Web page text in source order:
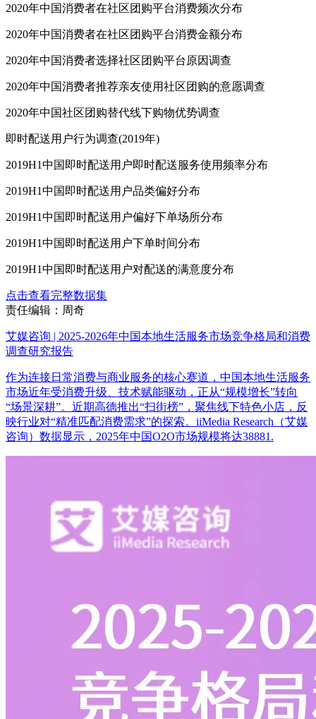
2020年中国消费者在社区团购平台消费频次分布
2020年中国消费者在社区团购平台消费金额分布
2020年中国消费者选择社区团购平台原因调查
2020年中国消费者推荐亲友使用社区团购的意愿调查
2020年中国社区团购替代线下购物优势调查
即时配送用户行为调查(2019年)
2019H1中国即时配送用户即时配送服务使用频率分布
2019H1中国即时配送用户品类偏好分布
2019H1中国即时配送用户偏好下单场所分布
2019H1中国即时配送用户下单时间分布
2019H1中国即时配送用户对配送的满意度分布
点击查看完整数据集
责任编辑：周奇
艾媒咨询 | 2025-2026年中国本地生活服务市场竞争格局和消费
调查研究报告
作为连接日常消费与商业服务的核心赛道，中国本地生活服务
市场近年受消费升级、技术赋能驱动，正从“规模增长”转向
“场景深耕”。近期高德推出“扫街榜”，聚焦线下特色小店，反
映行业对“精准匹配消费需求”的探索。iiMedia Research（艾媒
咨询）数据显示，2025年中国O2O市场规模将达38881.